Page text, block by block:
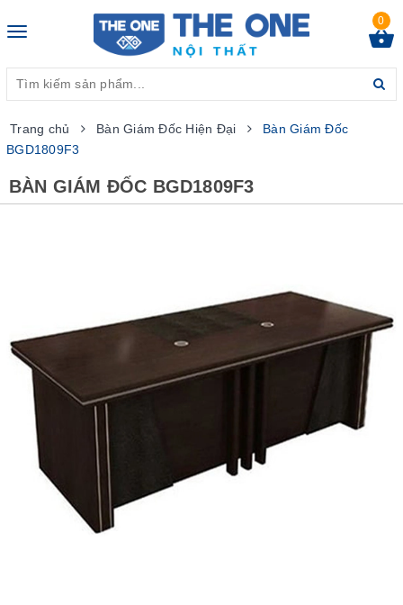
Toggle
0
Trang chủ Bàn Giám Đốc Hiện Đại
Bàn Giám Đốc
BGD1809F3
BÀN GIÁM ĐỐC BGD1809F3